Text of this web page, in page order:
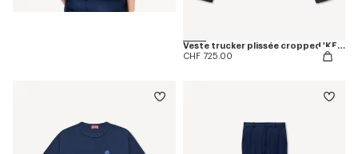
Veste trucker plissée cropped 'KENZO Tulip' en denim japonais
CHF 725.00